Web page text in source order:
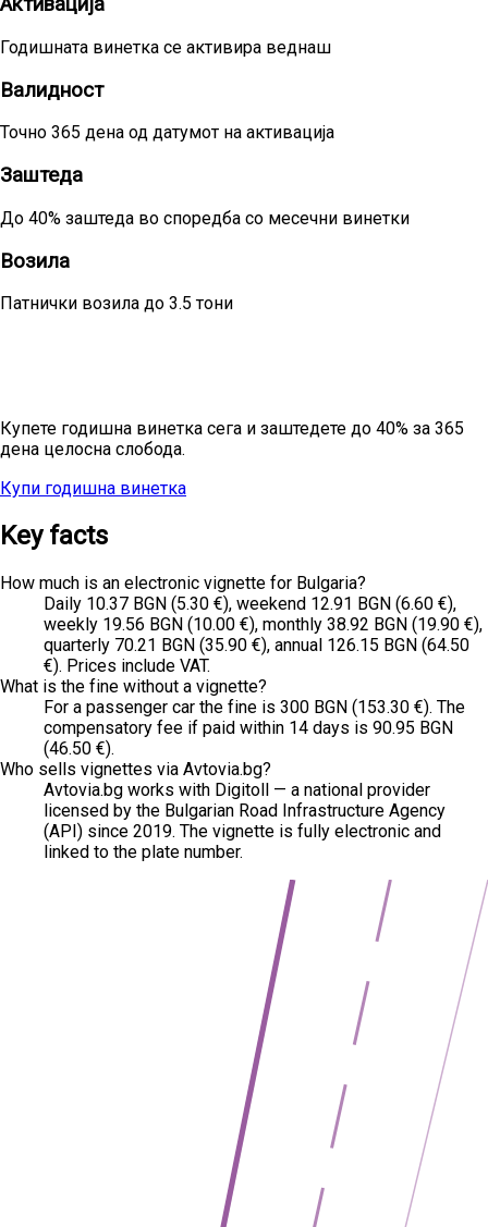
Годишната винетка се активира веднаш
Валидност
Точно 365 дена од датумот на активација
Заштеда
До 40% заштеда во споредба со месечни винетки
Возила
Патнички возила до 3.5 тони
Купете годишна винетка сега и заштедете до 40% за 365
дена целосна слобода.
Купи годишна винетка
Key facts
How much is an electronic vignette for Bulgaria?
Daily 10.37 BGN (5.30 €), weekend 12.91 BGN (6.60 €),
weekly 19.56 BGN (10.00 €), monthly 38.92 BGN (19.90 €),
quarterly 70.21 BGN (35.90 €), annual 126.15 BGN (64.50
€). Prices include VAT.
What is the fine without a vignette?
For a passenger car the fine is 300 BGN (153.30 €). The
compensatory fee if paid within 14 days is 90.95 BGN
(46.50 €).
Who sells vignettes via Avtovia.bg?
Avtovia.bg works with Digitoll — a national provider
licensed by the Bulgarian Road Infrastructure Agency
(API) since 2019. The vignette is fully electronic and
linked to the plate number.